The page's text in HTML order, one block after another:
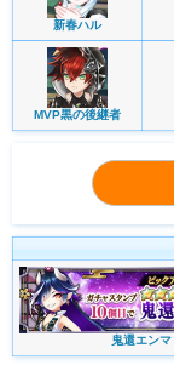
新春ハル
MVP黒の後継者
鬼還エンマ